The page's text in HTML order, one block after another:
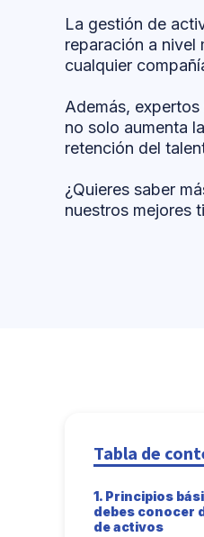
La gestión de
reparación a nivel
cualquier
Además,
no solo aumenta
retención del
¿Quieres saber
nuestros mejores
Tabla de
1. Principios
debes conocer
de activos